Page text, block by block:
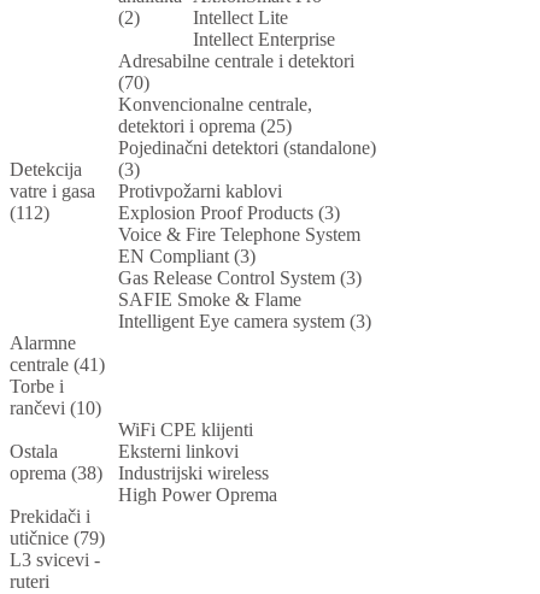
(2)
Intellect Lite
Intellect Enterprise
Detekcija
vatre i gasa
(112)
Adresabilne centrale i detektori
(70)
Konvencionalne centrale,
detektori i oprema (25)
Pojedinačni detektori (standalone)
(3)
Protivpožarni kablovi
Explosion Proof Products (3)
Voice & Fire Telephone System
EN Compliant (3)
Gas Release Control System (3)
SAFIE Smoke & Flame
Intelligent Eye camera system (3)
Alarmne
centrale (41)
Torbe i
rančevi (10)
Ostala
oprema (38)
WiFi CPE klijenti
Eksterni linkovi
Industrijski wireless
High Power Oprema
Prekidači i
utičnice (79)
L3 svicevi -
ruteri